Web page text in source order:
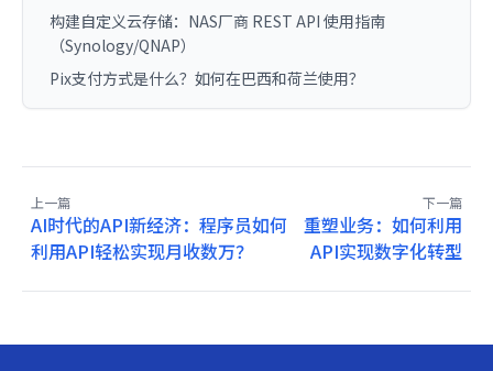
构建自定义云存储：NAS厂商 REST API 使用指南
（Synology/QNAP）
Pix支付方式是什么？如何在巴西和荷兰使用？
上一篇
AI时代的API新经济：程序员如何
利用API轻松实现月收数万？
下一篇
重塑业务：如何利用
API实现数字化转型